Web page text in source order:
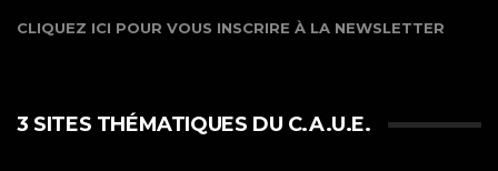
CLIQUEZ ICI POUR VOUS INSCRIRE À LA NEWSLETTER
3 SITES THÉMATIQUES DU C.A.U.E.